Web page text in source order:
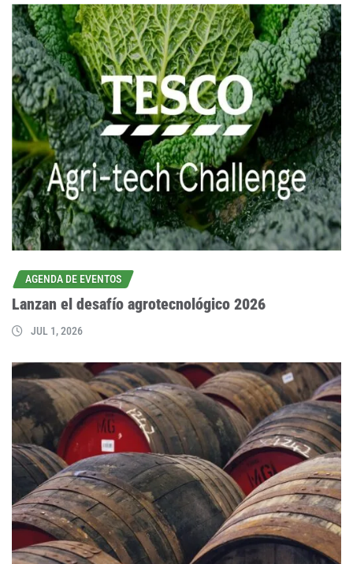
AGENDA DE EVENTOS
Lanzan el desafío agrotecnológico 2026
JUL 1, 2026